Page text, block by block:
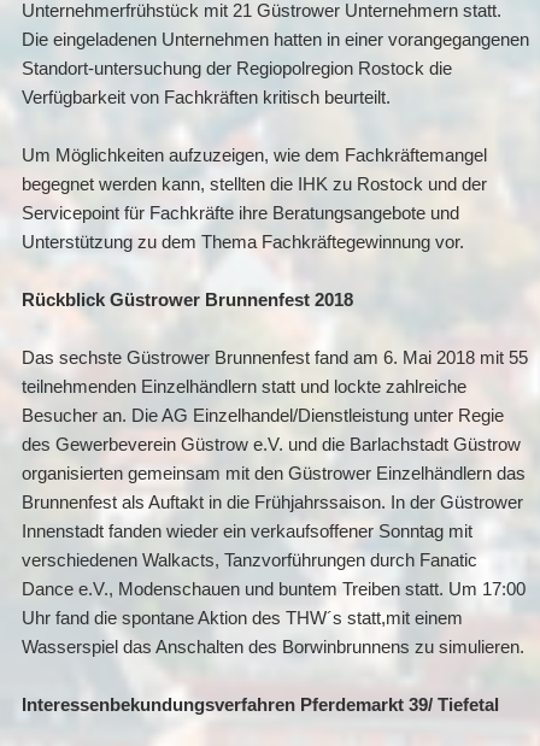
Unternehmerfrühstück mit 21 Güstrower Unternehmern statt.
Die eingeladenen Unternehmen hatten in einer vorangegangenen
Standort-untersuchung der Regiopolregion Rostock die
Verfügbarkeit von Fachkräften kritisch beurteilt.
Um Möglichkeiten aufzuzeigen, wie dem Fachkräftemangel
begegnet werden kann, stellten die IHK zu Rostock und der
Servicepoint für Fachkräfte ihre Beratungsangebote und
Unterstützung zu dem Thema Fachkräftegewinnung vor.
Rückblick Güstrower Brunnenfest 2018
Das sechste Güstrower Brunnenfest fand am 6. Mai 2018 mit 55
teilnehmenden Einzelhändlern statt und lockte zahlreiche
Besucher an. Die AG Einzelhandel/Dienstleistung unter Regie
des Gewerbeverein Güstrow e.V. und die Barlachstadt Güstrow
organisierten gemeinsam mit den Güstrower Einzelhändlern das
Brunnenfest als Auftakt in die Frühjahrssaison. In der Güstrower
Innenstadt fanden wieder ein verkaufsoffener Sonntag mit
verschiedenen Walkacts, Tanzvorführungen durch Fanatic
Dance e.V., Modenschauen und buntem Treiben statt. Um 17:00
Uhr fand die spontane Aktion des THW´s statt,mit einem
Wasserspiel das Anschalten des Borwinbrunnens zu simulieren.
Interessenbekundungsverfahren Pferdemarkt 39/ Tiefetal